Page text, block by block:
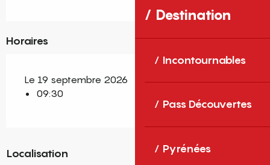
Destination
Incontournables
Pass Découvertes
Pyrénées
Horaires
Le 19 septembre 2026
09:30
Localisation